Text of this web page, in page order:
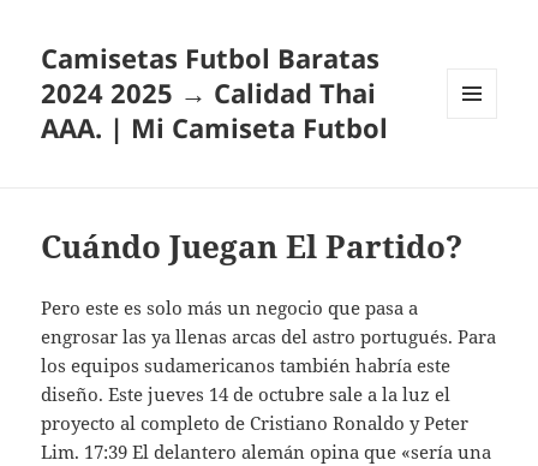
Camisetas Futbol Baratas
2024 2025 → Calidad Thai
AAA. | Mi Camiseta Futbol
Cuándo Juegan El Partido?
Pero este es solo más un negocio que pasa a
engrosar las ya llenas arcas del astro portugués. Para
los equipos sudamericanos también habría este
diseño. Este jueves 14 de octubre sale a la luz el
proyecto al completo de Cristiano Ronaldo y Peter
Lim. 17:39 El delantero alemán opina que «sería una